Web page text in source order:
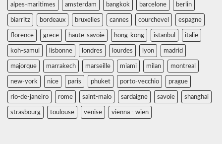
alpes-maritimes amsterdam bangkok barcelone berlin
biarritz bordeaux bruxelles cannes courchevel espagne
florence grece haute-savoie hong-kong istanbul italie
koh-samui lisbonne londres lourdes lyon madrid
majorque marrakech marseille miami milan montreal
new-york nice paris phuket porto-vecchio prague
rio-de-janeiro rome saint-malo sardaigne savoie shanghai
strasbourg toulouse venise vienna - wien